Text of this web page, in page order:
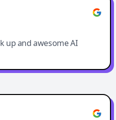
up and awesome AI